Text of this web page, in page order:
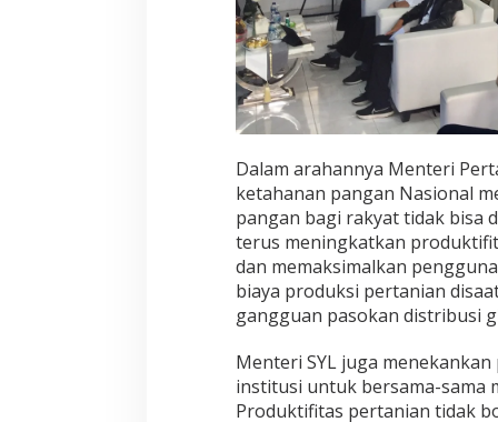
r
a
B
o
g
o
r
Dalam arahannya Menteri
ketahanan pangan Nasional
pangan bagi rakyat tidak bisa
terus meningkatkan
dan memaksimalkan
biaya produksi pertanian
gangguan pasokan distribusi
Menteri SYL juga
institusi untuk bersama-sama
Produktifitas pertanian tidak